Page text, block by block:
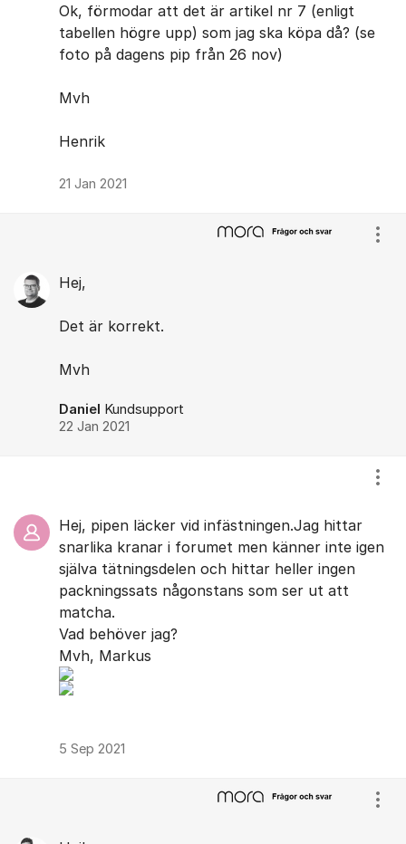
Ok, förmodar att det är artikel nr 7 (enligt
tabellen högre upp) som jag ska köpa då? (se
foto på dagens pip från 26 nov)
Mvh
Henrik
21 Jan 2021
Hej,
Det är korrekt.
Mvh
Daniel Kundsupport
22 Jan 2021
Hej, pipen läcker vid infästningen.Jag hittar
snarlika kranar i forumet men känner inte igen
själva tätningsdelen och hittar heller ingen
packningssats någonstans som ser ut att
matcha.
Vad behöver jag?
Mvh, Markus
5 Sep 2021